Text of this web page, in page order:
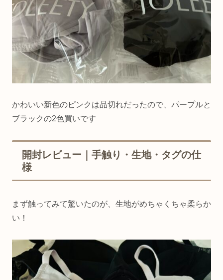
かわいい新色のピンクは品切れだったので、パープルと
ブラックの2色買いです
開封レビュー｜手触り・生地・タグの仕
様
まず触ってみて驚いたのが、生地がめちゃくちゃ柔らか
い！